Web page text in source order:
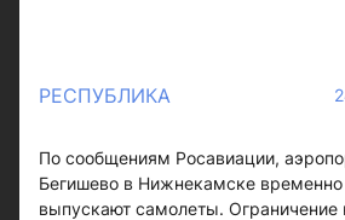
РЕСПУБЛИКА
По сообщениям Росавиации,
Бегишево в Нижнекамске
выпускают самолеты.